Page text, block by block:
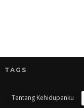
TAGS
Tentang Kehidupanku